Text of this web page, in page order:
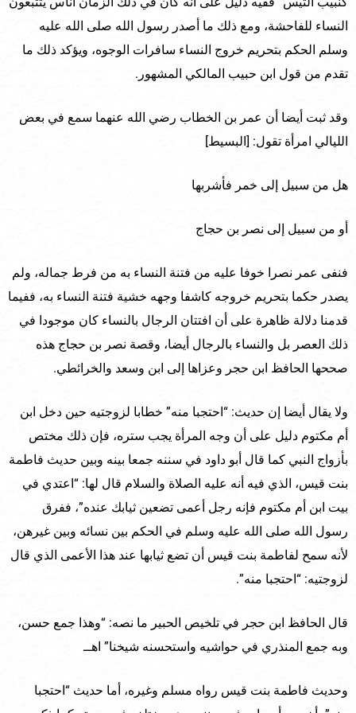
النساء للفاحشة، ومع ذلك ما أصدر رسول الله صلى الله عليه
وسلم الحكم بتحريم خروج النساء سافرات الوجوه، ويؤكد ذلك ما
تقدم من قول ابن حبيب المالكي المشهور.
وقد ثبت أيضا أن عمر بن الخطاب رضي الله عنهما سمع في بعض
الليالي امرأة تقول: [البسيط]
هل من سبيل إلى خمر فأشربها
أو من سبيل إلى نصر بن حجاج
فنفى عمر نصرا خوفا عليه من فتنة النساء به من فرط جماله، ولم
يصدر حكما بتحريم خروجه كاشفا وجهه خشية فتنة النساء به، ففيما
قدمنا دلالة ظاهرة على أن افتتان الرجال بالنساء كان موجودا في
ذلك العصر بل والنساء بالرجال أيضا، وقصة نصر بن حجاج هذه
صححها الحافظ ابن حجر وعزاها إلى ابن وسعد والخرائطي.
ولا يقال أيضا إن حديث: “احتجبا منه” خطابا لزوجتيه حين دخل ابن
أم مكتوم دليل على أن وجه المرأة يجب ستره، فإن ذلك مختص
بأزواج النبي كما قال أبو داود في سننه جمعا بينه وبين حديث فاطمة
بنت قيس، الذي فيه أنه عليه الصلاة والسلام قال لها: “اعتدي في
بيت ابن أم مكتوم فإنه رجل أعمى تضعين ثيابك عنده”، ففرق
رسول الله صلى الله عليه وسلم في الحكم بين نسائه وبين غيرهن،
لأنه سمح لفاطمة بنت قيس أن تضع ثيابها عند هذا الأعمى الذي قال
لزوجتيه: “احتجبا منه”.
قال الحافظ ابن حجر في تلخيص الحبير ما نصه: “وهذا جمع حسن،
وبه جمع المنذري في حواشيه واستحسنه شيخنا” اهــ
وحديث فاطمة بنت قيس رواه مسلم وغيره، أما حديث “احتجبا